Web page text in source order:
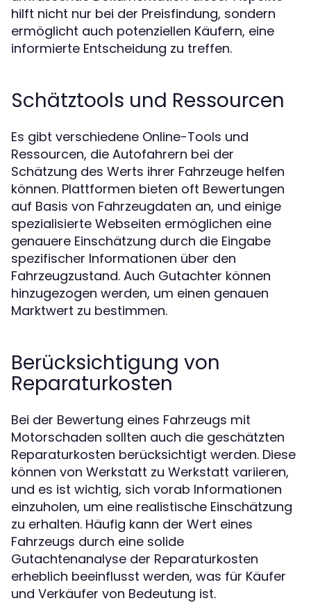
hilft nicht nur bei der Preisfindung, sondern
ermöglicht auch potenziellen Käufern, eine
informierte Entscheidung zu treffen.
Schätztools und Ressourcen
Es gibt verschiedene Online-Tools und
Ressourcen, die Autofahrern bei der
Schätzung des Werts ihrer Fahrzeuge helfen
können. Plattformen bieten oft Bewertungen
auf Basis von Fahrzeugdaten an, und einige
spezialisierte Webseiten ermöglichen eine
genauere Einschätzung durch die Eingabe
spezifischer Informationen über den
Fahrzeugzustand. Auch Gutachter können
hinzugezogen werden, um einen genauen
Marktwert zu bestimmen.
Berücksichtigung von
Reparaturkosten
Bei der Bewertung eines Fahrzeugs mit
Motorschaden sollten auch die geschätzten
Reparaturkosten berücksichtigt werden. Diese
können von Werkstatt zu Werkstatt variieren,
und es ist wichtig, sich vorab Informationen
einzuholen, um eine realistische Einschätzung
zu erhalten. Häufig kann der Wert eines
Fahrzeugs durch eine solide
Gutachtenanalyse der Reparaturkosten
erheblich beeinflusst werden, was für Käufer
und Verkäufer von Bedeutung ist.